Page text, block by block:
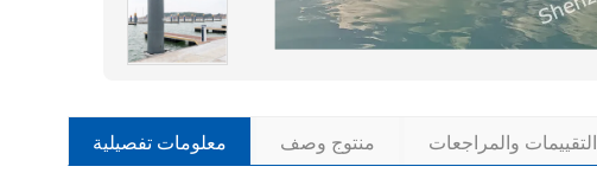
معلومات تفصيلية منتوج وصف التقييمات والمراجعات